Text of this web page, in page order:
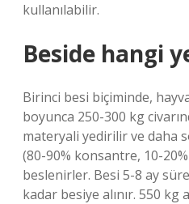
kullanılabilir.
Beside hangi
Birinci besi biçiminde,
boyunca 250-300 kg
materyali yedirilir ve daha
(80-90% konsantre, 10-
beslenirler. Besi 5-8 ay
kadar besiye alınır. 550 kg